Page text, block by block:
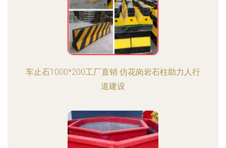
车止石1000*200工厂直销 仿花岗岩石柱助力人行
道建设